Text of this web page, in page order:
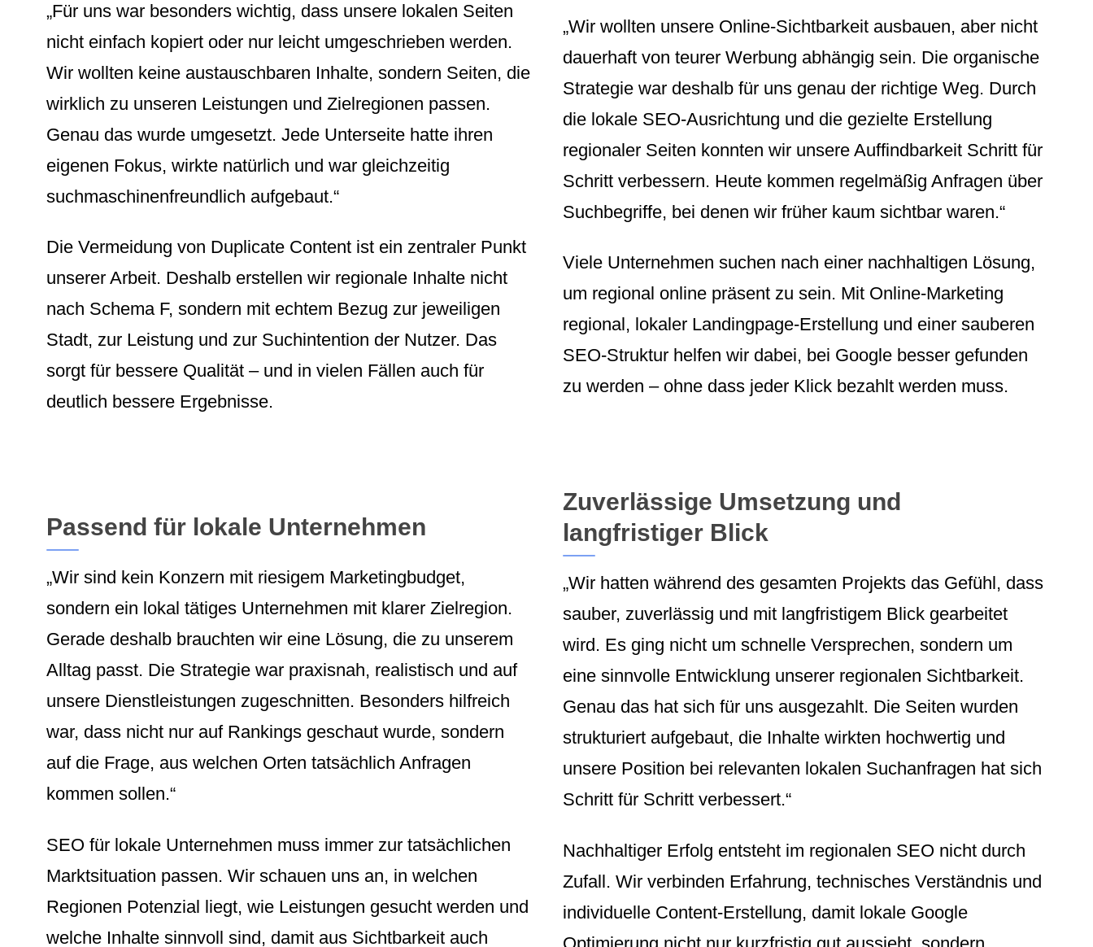
„Für uns war besonders wichtig, dass unsere lokalen Seiten
nicht einfach kopiert oder nur leicht umgeschrieben werden.
Wir wollten keine austauschbaren Inhalte, sondern Seiten, die
wirklich zu unseren Leistungen und Zielregionen passen.
Genau das wurde umgesetzt. Jede Unterseite hatte ihren
eigenen Fokus, wirkte natürlich und war gleichzeitig
suchmaschinenfreundlich aufgebaut.“
Die Vermeidung von Duplicate Content ist ein zentraler Punkt
unserer Arbeit. Deshalb erstellen wir regionale Inhalte nicht
nach Schema F, sondern mit echtem Bezug zur jeweiligen
Stadt, zur Leistung und zur Suchintention der Nutzer. Das
sorgt für bessere Qualität – und in vielen Fällen auch für
deutlich bessere Ergebnisse.
„Wir wollten unsere Online-Sichtbarkeit ausbauen, aber nicht
dauerhaft von teurer Werbung abhängig sein. Die organische
Strategie war deshalb für uns genau der richtige Weg. Durch
die lokale SEO-Ausrichtung und die gezielte Erstellung
regionaler Seiten konnten wir unsere Auffindbarkeit Schritt für
Schritt verbessern. Heute kommen regelmäßig Anfragen über
Suchbegriffe, bei denen wir früher kaum sichtbar waren.“
Viele Unternehmen suchen nach einer nachhaltigen Lösung,
um regional online präsent zu sein. Mit Online-Marketing
regional, lokaler Landingpage-Erstellung und einer sauberen
SEO-Struktur helfen wir dabei, bei Google besser gefunden
zu werden – ohne dass jeder Klick bezahlt werden muss.
Passend für lokale Unternehmen
„Wir sind kein Konzern mit riesigem Marketingbudget,
sondern ein lokal tätiges Unternehmen mit klarer Zielregion.
Gerade deshalb brauchten wir eine Lösung, die zu unserem
Alltag passt. Die Strategie war praxisnah, realistisch und auf
unsere Dienstleistungen zugeschnitten. Besonders hilfreich
war, dass nicht nur auf Rankings geschaut wurde, sondern
auf die Frage, aus welchen Orten tatsächlich Anfragen
kommen sollen.“
SEO für lokale Unternehmen muss immer zur tatsächlichen
Marktsituation passen. Wir schauen uns an, in welchen
Regionen Potenzial liegt, wie Leistungen gesucht werden und
welche Inhalte sinnvoll sind, damit aus Sichtbarkeit auch
Zuverlässige Umsetzung und
langfristiger Blick
„Wir hatten während des gesamten Projekts das Gefühl, dass
sauber, zuverlässig und mit langfristigem Blick gearbeitet
wird. Es ging nicht um schnelle Versprechen, sondern um
eine sinnvolle Entwicklung unserer regionalen Sichtbarkeit.
Genau das hat sich für uns ausgezahlt. Die Seiten wurden
strukturiert aufgebaut, die Inhalte wirkten hochwertig und
unsere Position bei relevanten lokalen Suchanfragen hat sich
Schritt für Schritt verbessert.“
Nachhaltiger Erfolg entsteht im regionalen SEO nicht durch
Zufall. Wir verbinden Erfahrung, technisches Verständnis und
individuelle Content-Erstellung, damit lokale Google